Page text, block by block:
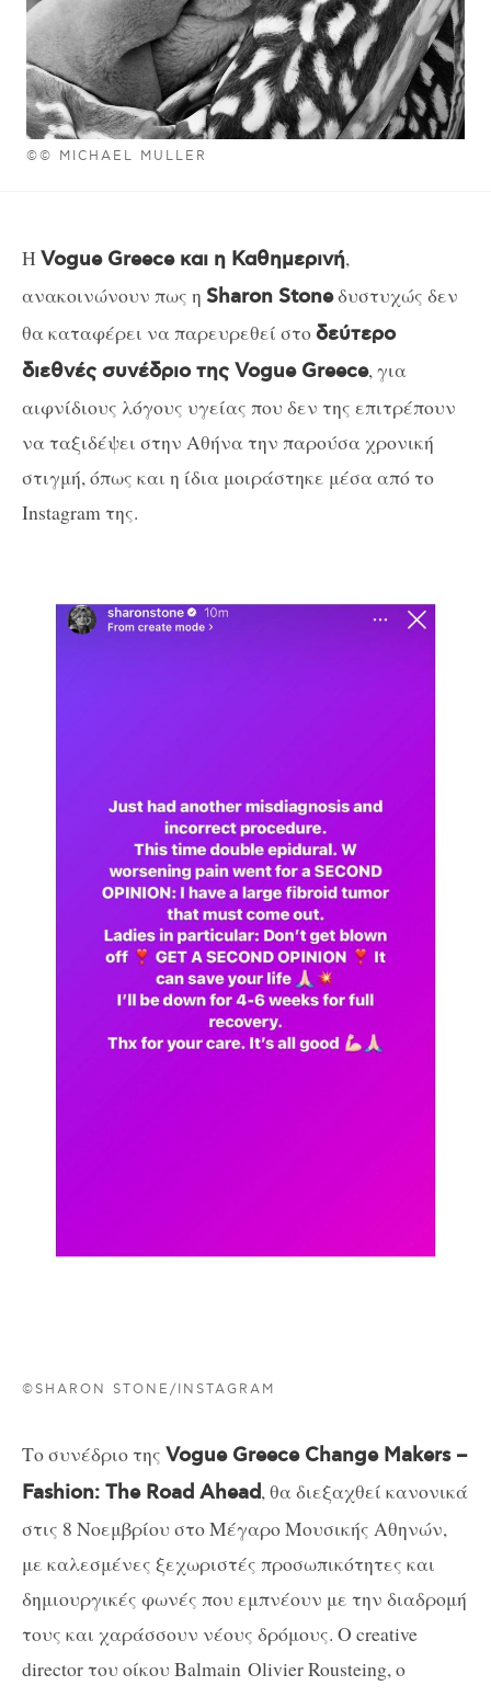
©© MICHAEL MULLER
Η Vogue Greece και η Καθημερινή,
ανακοινώνουν πως η Sharon Stoneδυστυχώς δεν
θα καταφέρει να παρευρεθεί στοδεύτερο
διεθνές συνέδριο της Vogue Greece, για
αιφνίδιους λόγους υγείας που δεν της επιτρέπουν
να ταξιδέψει στην Αθήνα την παρούσα χρονική
στιγμή, όπως και η ίδια μοιράστηκε μέσα από το
Instagram της.
©SHARON STONE/INSTAGRAM
Το συνέδριο της Vogue Greece Change Makers –
Fashion: The Road Ahead, θα διεξαχθεί κανονικά
στις 8 Νοεμβρίου στο Μέγαρο Μουσικής Αθηνών,
με καλεσμένες ξεχωριστές προσωπικότητες και
δημιουργικές φωνές που εμπνέουν με την διαδρομή
τους και χαράσσουν νέους δρόμους. O creative
director του οίκου Balmain Olivier Rousteing, o